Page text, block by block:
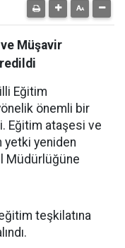
ve Müşavir
Eğitim
önemli bir
Eğitim ataşesi ve
yetki yeniden
Müdürlüğüne
teşkilatına